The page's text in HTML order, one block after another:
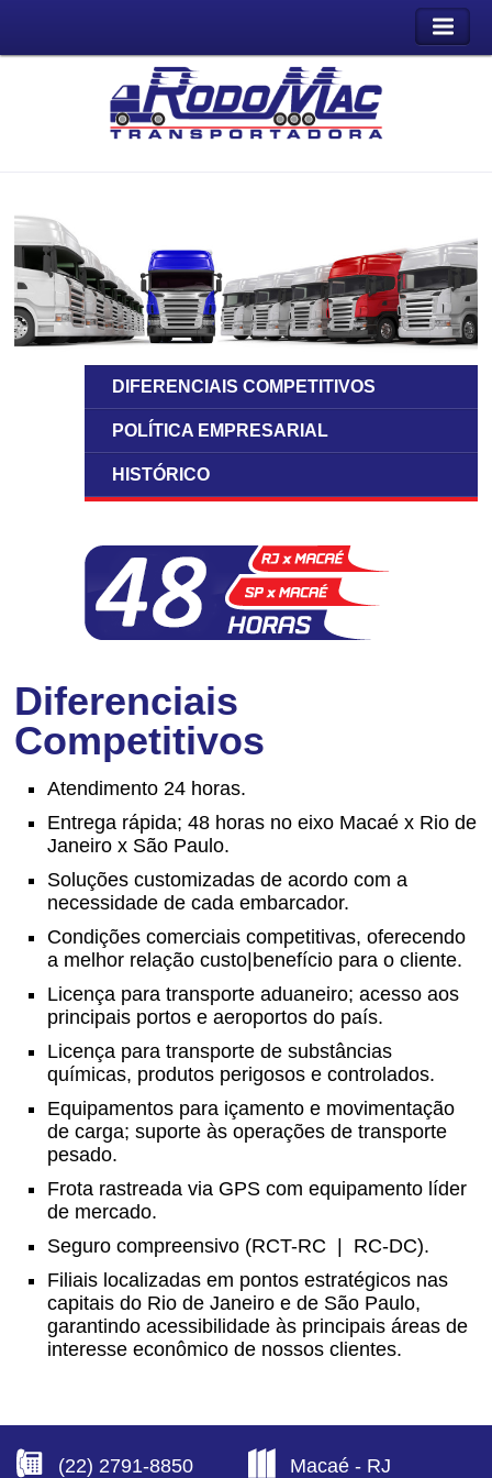
DIFERENCIAIS COMPETITIVOS
POLÍTICA EMPRESARIAL
HISTÓRICO
Diferenciais
Competitivos
Atendimento 24 horas.
Entrega rápida; 48 horas no eixo Macaé x Rio de
Janeiro x São Paulo.
Soluções customizadas de acordo com a
necessidade de cada embarcador.
Condições comerciais competitivas, oferecendo
a melhor relação custo|benefício para o cliente.
Licença para transporte aduaneiro; acesso aos
principais portos e aeroportos do país.
Licença para transporte de substâncias
químicas, produtos perigosos e controlados.
Equipamentos para içamento e movimentação
de carga; suporte às operações de transporte
pesado.
Frota rastreada via GPS com equipamento líder
de mercado.
Seguro compreensivo (RCT-RC | RC-DC).
Filiais localizadas em pontos estratégicos nas
capitais do Rio de Janeiro e de São Paulo,
garantindo acessibilidade às principais áreas de
interesse econômico de nossos clientes.
(22) 2791-8850 Macaé - RJ